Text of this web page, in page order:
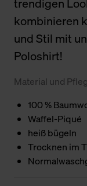
trendigen
kombinieren
und Stil mit
Poloshirt!
Material und
100 %
Waffel-Piqué
heiß bügeln
Trocknen im